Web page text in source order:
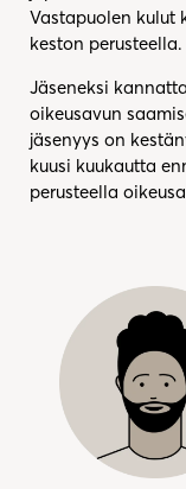
Vastapuolen kulut
keston perusteella.
Jäseneksi
oikeusavun
jäsenyys on
kuusi kuukautta
perusteella